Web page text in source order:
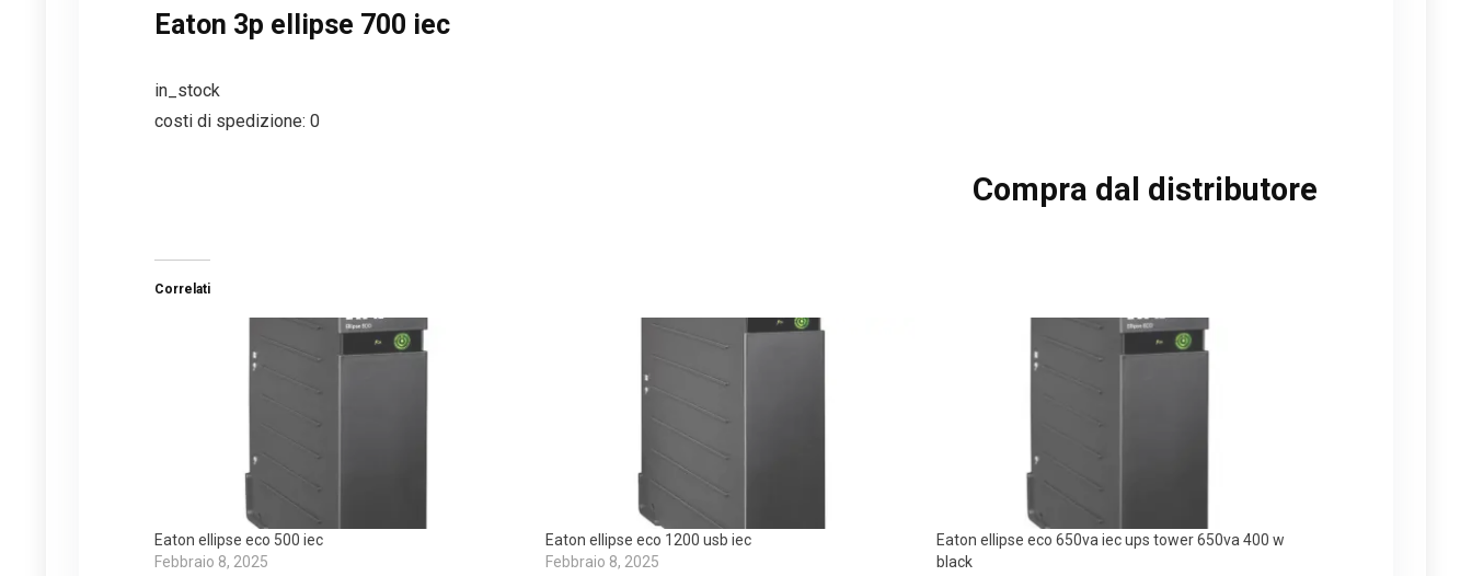
Eaton 3p ellipse 700 iec
in_stock
costi di spedizione: 0
Compra dal distributore
Correlati
Eaton ellipse eco 500 iec
Febbraio 8, 2025
Eaton ellipse eco 1200 usb iec
Febbraio 8, 2025
Eaton ellipse eco 650va iec ups tower 650va 400 w
black